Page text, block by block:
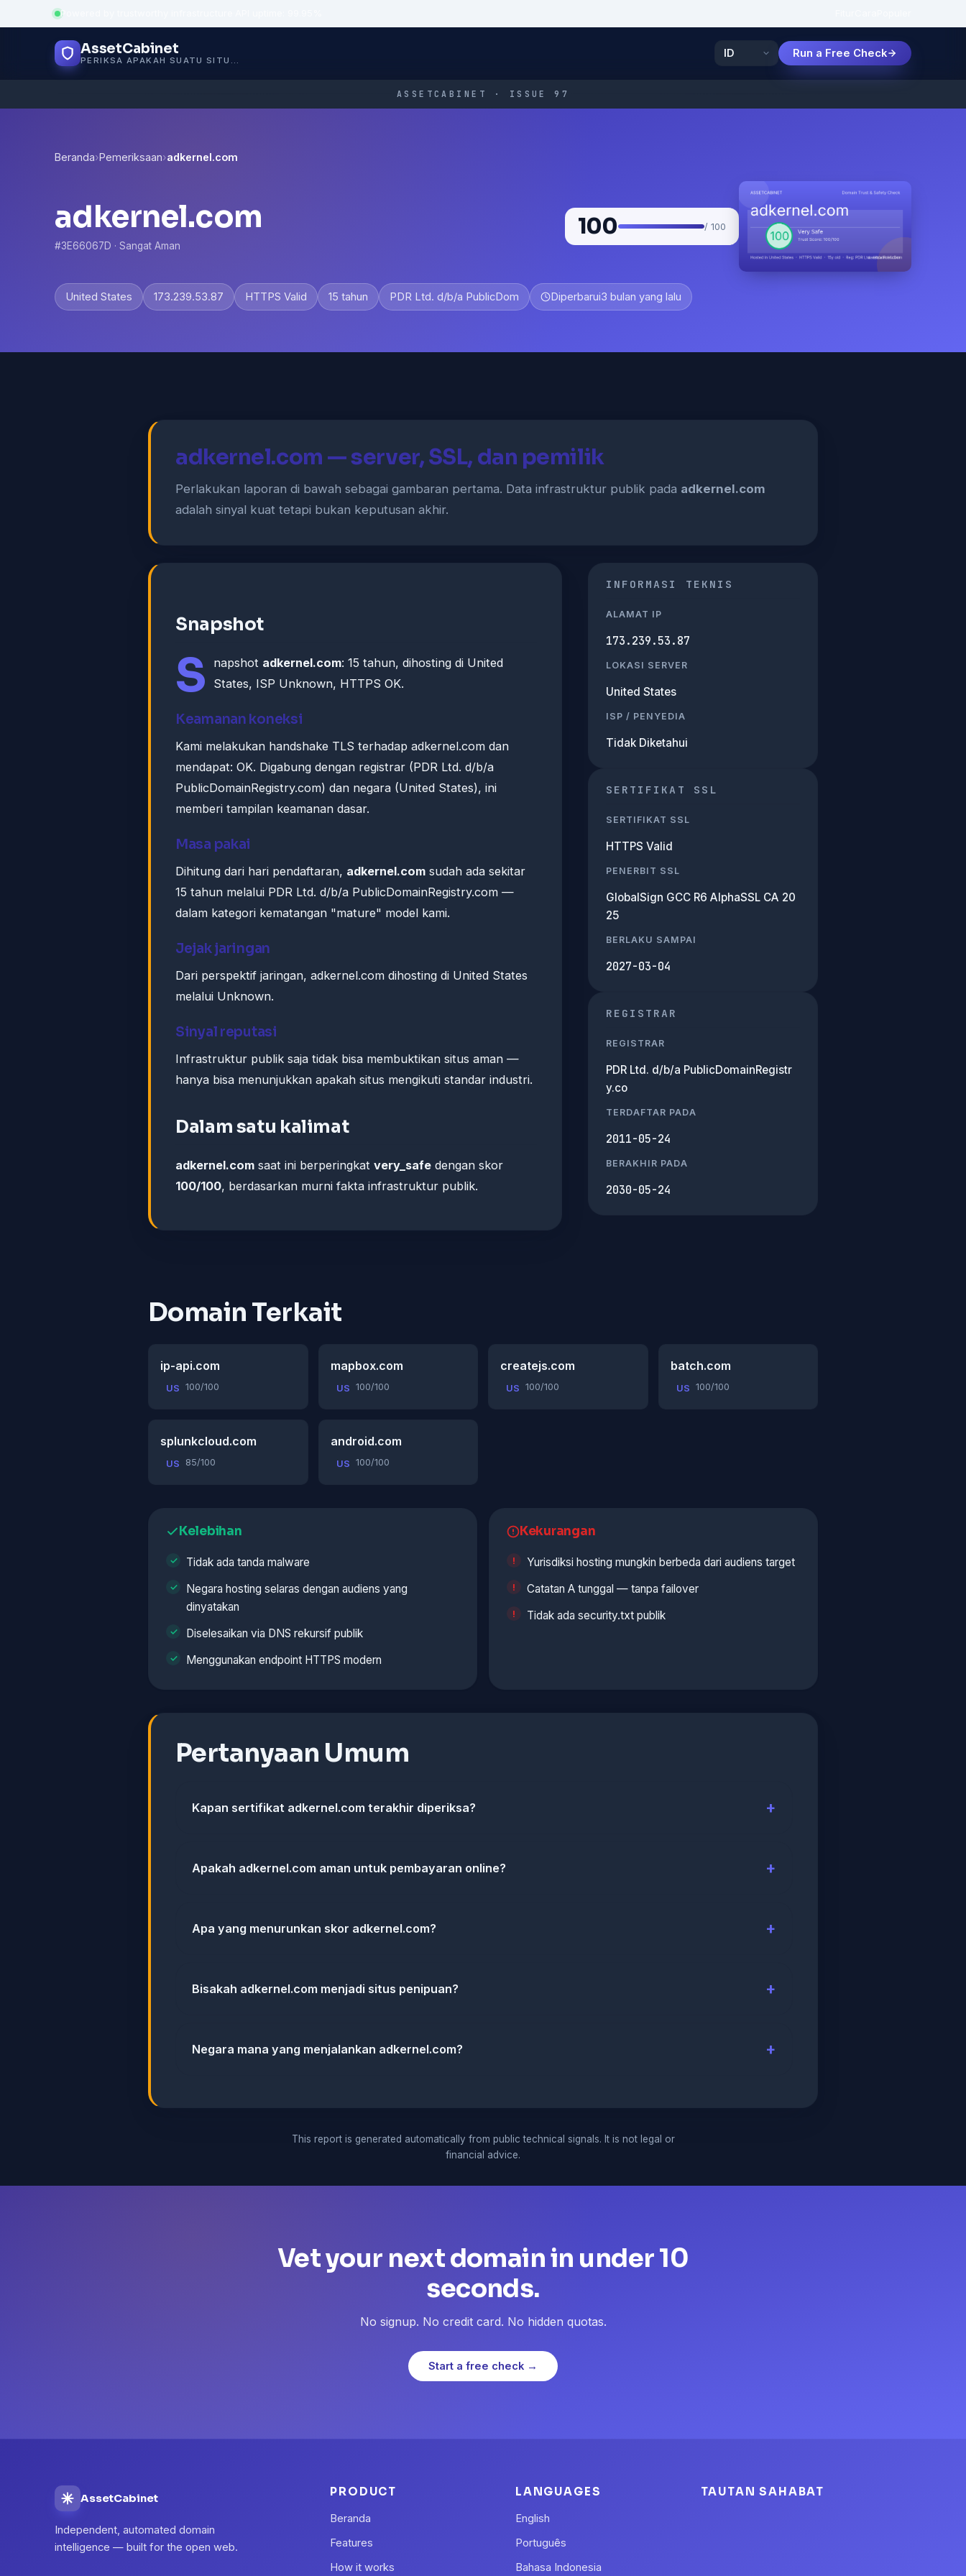
Powered by trustworthy infrastructure
AssetCabinet
PERIKSA APAKAH SUATU SITUS AMAN
Run a Free Check
ASSETCABINET · ISSUE 97
Beranda›Pemeriksaan›adkernel.com
adkernel.com
#3E66067D · Sangat Aman
100 / 100
United States 173.239.53.87 HTTPS Valid 15 tahun PDR Ltd. d/b/a PublicDom Diperbarui3 bulan yang lalu
adkernel.com — server, SSL, dan pemilik
Perlakukan laporan di bawah sebagai gambaran pertama. Data infrastruktur publik pada adkernel.com
adalah sinyal kuat tetapi bukan keputusan akhir.
Snapshot
S napshot adkernel.com: 15 tahun, dihosting di United
States, ISP Unknown, HTTPS OK.
Keamanan koneksi
Kami melakukan handshake TLS terhadap adkernel.com dan
mendapat: OK. Digabung dengan registrar (PDR Ltd. d/b/a
PublicDomainRegistry.com) dan negara (United States), ini
memberi tampilan keamanan dasar.
Masa pakai
Dihitung dari hari pendaftaran, adkernel.com sudah ada sekitar
15 tahun melalui PDR Ltd. d/b/a PublicDomainRegistry.com —
dalam kategori kematangan "mature" model kami.
Jejak jaringan
Dari perspektif jaringan, adkernel.com dihosting di United States
melalui Unknown.
Sinyal reputasi
Infrastruktur publik saja tidak bisa membuktikan situs aman —
hanya bisa menunjukkan apakah situs mengikuti standar industri.
Dalam satu kalimat
adkernel.com saat ini berperingkat very_safe dengan skor
100/100, berdasarkan murni fakta infrastruktur publik.
INFORMASI TEKNIS
ALAMAT IP
173.239.53.87
LOKASI SERVER
United States
ISP / PENYEDIA
Tidak Diketahui
SERTIFIKAT SSL
SERTIFIKAT SSL
HTTPS Valid
PENERBIT SSL
GlobalSign GCC R6 AlphaSSL CA 20
25
BERLAKU SAMPAI
2027-03-04
REGISTRAR
REGISTRAR
PDR Ltd. d/b/a PublicDomainRegistr
y.co
TERDAFTAR PADA
2011-05-24
BERAKHIR PADA
2030-05-24
Domain Terkait
ip-api.com
US 100/100
mapbox.com
US 100/100
createjs.com
US 100/100
batch.com
US 100/100
splunkcloud.com
US 85/100
android.com
US 100/100
Kelebihan
Tidak ada tanda malware
Negara hosting selaras dengan audiens yang
dinyatakan
Diselesaikan via DNS rekursif publik
Menggunakan endpoint HTTPS modern
Kekurangan
Yurisdiksi hosting mungkin berbeda dari audiens target
Catatan A tunggal — tanpa failover
Tidak ada security.txt publik
Pertanyaan Umum
Kapan sertifikat adkernel.com terakhir diperiksa?
Apakah adkernel.com aman untuk pembayaran online?
Apa yang menurunkan skor adkernel.com?
Bisakah adkernel.com menjadi situs penipuan?
Negara mana yang menjalankan adkernel.com?
This report is generated automatically from public technical signals. It is not legal or
financial advice.
Vet your next domain in under 10
seconds.
No signup. No credit card. No hidden quotas.
Start a free check →
AssetCabinet
Independent, automated domain
intelligence — built for the open web.
PRODUCT
Beranda
Features
How it works
LANGUAGES
English
Português
Bahasa Indonesia
TAUTAN SAHABAT